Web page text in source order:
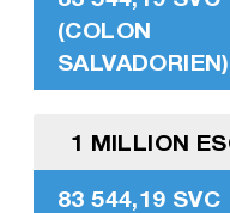
(COLON
SALVADORIEN)
1 MILLION
83 544,19 SVC